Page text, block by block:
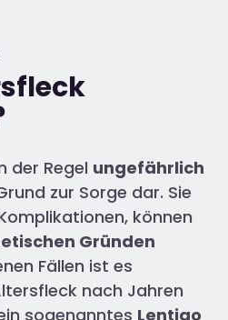
der Regel ungefährlich
zur Sorge dar. Sie
können
Gründen
Fällen ist es
nach Jahren
sogenanntes Lentigo